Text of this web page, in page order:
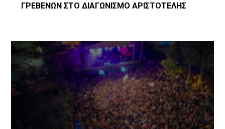
ΓΡΕΒΕΝΩΝ ΣΤΟ ΔΙΑΓΩΝΙΣΜΟ ΑΡΙΣΤΟΤΕΛΗΣ